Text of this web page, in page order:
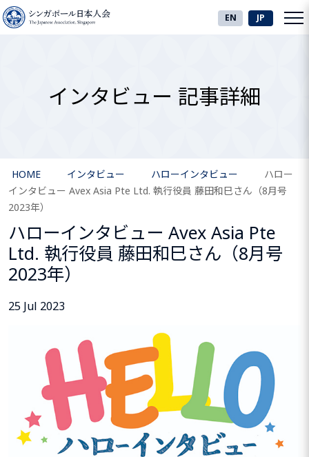
EN JP
インタビュー 記事詳細
HOME インタビュー ハローインタビュー
ハロー
インタビュー Avex Asia Pte Ltd. 執行役員 藤田和巳さん（8月号
2023年）
ハローインタビュー Avex Asia Pte
Ltd. 執行役員 藤田和巳さん（8月号
2023年）
25 Jul 2023